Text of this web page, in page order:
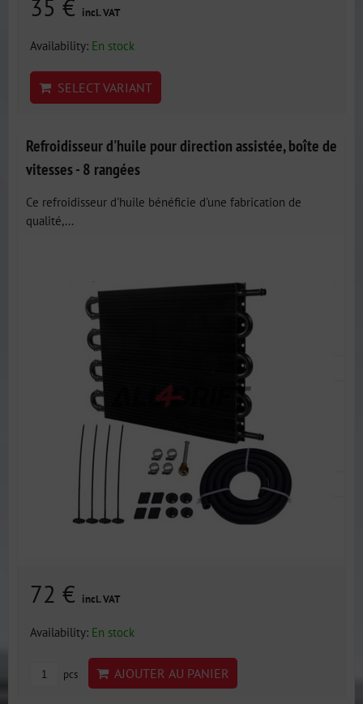
35 € incl. VAT
Availability: En stock
SELECT VARIANT
Refroidisseur d'huile pour direction assistée, boîte de
vitesses - 8 rangées
Ce refroidisseur d'huile bénéficie d'une fabrication de
qualité,...
72 € incl. VAT
Availability: En stock
pcs AJOUTER AU PANIER